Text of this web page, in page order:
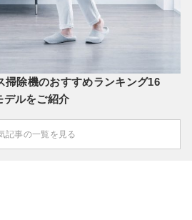
掃除機のおすすめランキング16
デルをご紹介
記事の一覧を見る